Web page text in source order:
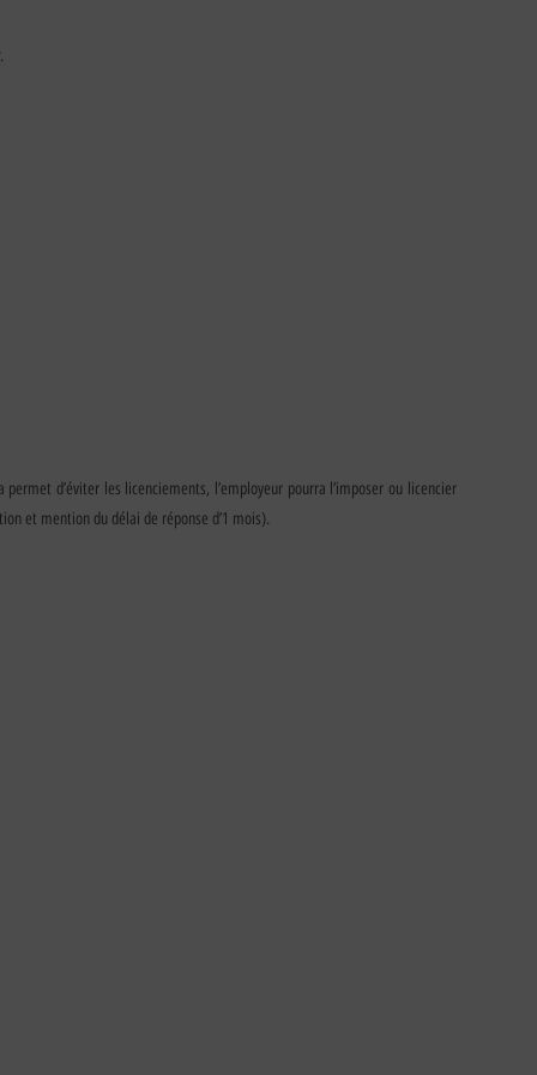
d’éviter les licenciements, l’employeur pourra l’imposer ou licencier
et mention du délai de réponse d’1 mois).